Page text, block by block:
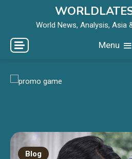
World News, Analysis, Asia
Menu
Blog